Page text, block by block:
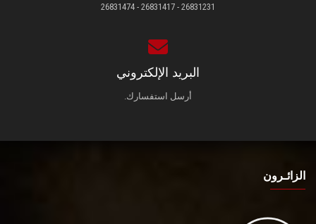
26831231 - 26831417 - 26831474
البريد الإلكتروني
أرسل استفسارك.
الزائـرون